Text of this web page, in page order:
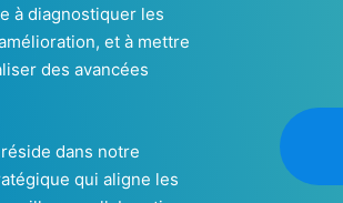
à diagnostiquer les
et à mettre
des avancées
réside dans notre
qui aligne les